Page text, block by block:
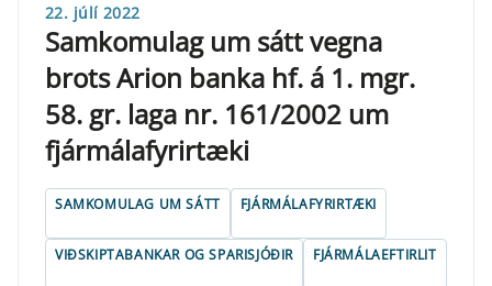
22. júlí 2022
Samkomulag um sátt vegna
brots Arion banka hf. á 1. mgr.
58. gr. laga nr. 161/2002 um
fjármálafyrirtæki
SAMKOMULAG UM SÁTT FJÁRMÁLAFYRIRTÆKI
VIÐSKIPTABANKAR OG SPARISJÓÐIR FJÁRMÁLAEFTIRLIT